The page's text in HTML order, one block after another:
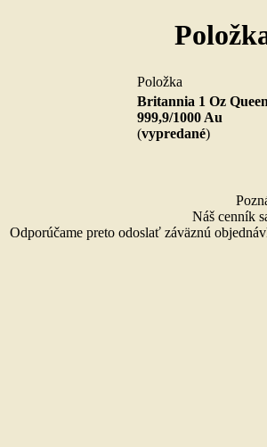
Britannia 1 Oz
999,9/1000 Au
(vypredané)
Náš cenník
Odporúčame preto odoslať záväznú